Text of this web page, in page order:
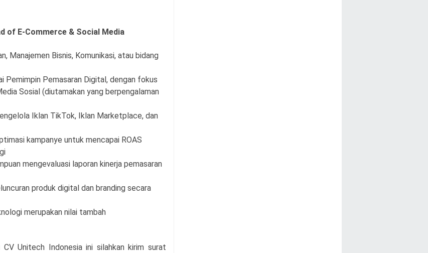
of E-Commerce & Social Media
Manajemen Bisnis, Komunikasi, atau bidang
Pemimpin Pemasaran Digital, dengan fokus
Sosial (diutamakan yang berpengalaman
Iklan TikTok, Iklan Marketplace, dan
kampanye untuk mencapai ROAS
mengevaluasi laporan kinerja pemasaran
produk digital dan branding secara
merupakan nilai tambah
CV Unitech Indonesiaini silahkan kirim surat